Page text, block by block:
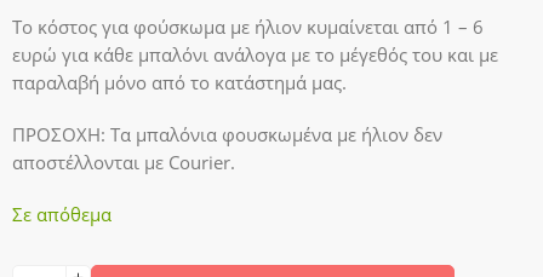
Το κόστος για φούσκωμα με ήλιον κυμαίνεται από 1 – 6
ευρώ για κάθε μπαλόνι ανάλογα με το μέγεθός του και με
παραλαβή μόνο από το κατάστημά μας.
ΠΡΟΣΟΧΗ: Τα μπαλόνια φουσκωμένα με ήλιον δεν
αποστέλλονται με Courier.
Σε απόθεμα